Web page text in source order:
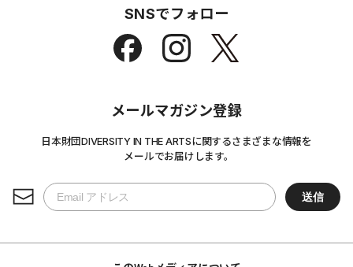
SNSでフォロー
メールマガジン登録
日本財団DIVERSITY IN THE ARTSに関するさまざまな情報を
メールでお届けします。